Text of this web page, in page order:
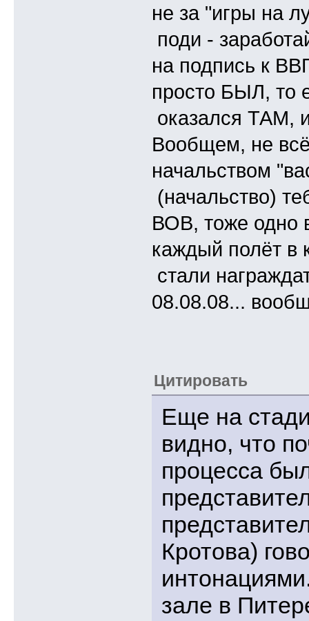
не за "игры на
поди -
на подпись к
просто БЫЛ, то
оказался ТАМ,
Вообщем, не
начальством
(начальство)
ВОВ, тоже одно
каждый полёт в
стали
08.08.08...
Цитировать
Еще на
видно, что
процесса
Кротова)
зале в